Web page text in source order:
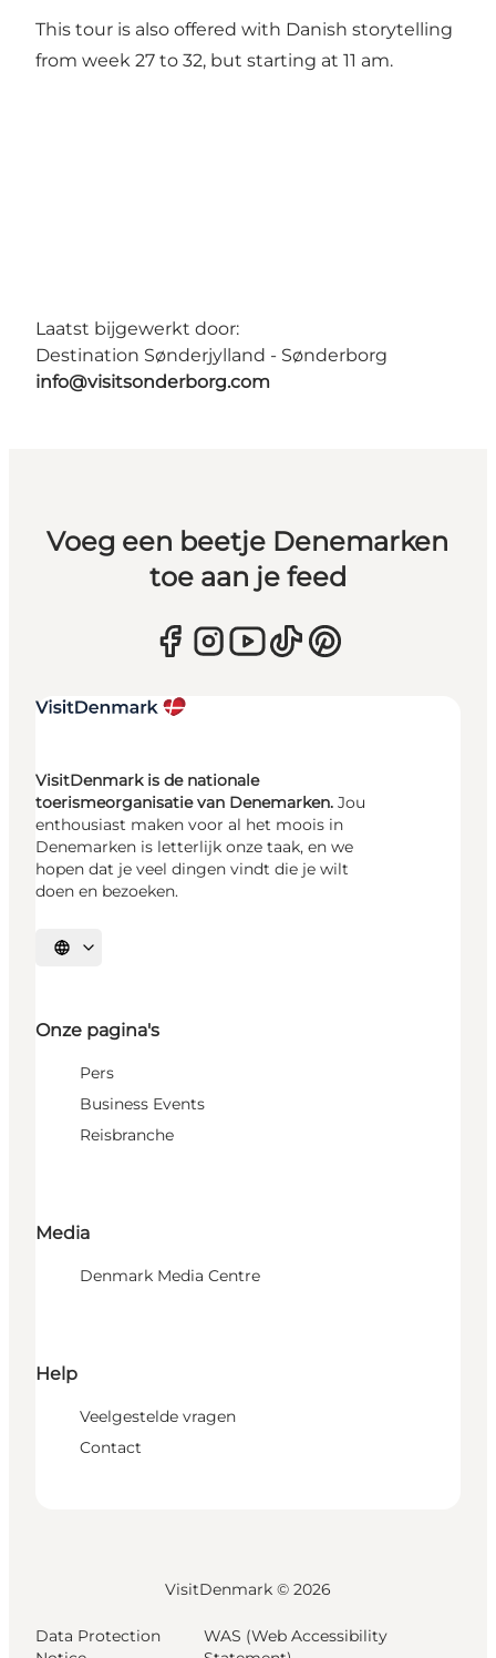
This tour is also offered with Danish storytelling
from week 27 to 32, but starting at 11 am.
Laatst bijgewerkt door:
Destination Sønderjylland - Sønderborg
info@visitsonderborg.com
Voeg een beetje Denemarken
toe aan je feed
VisitDenmark is de nationale
toerismeorganisatie van Denemarken. Jou
enthousiast maken voor al het moois in
Denemarken is letterlijk onze taak, en we
hopen dat je veel dingen vindt die je wilt
doen en bezoeken.
Selecteer taal
Onze pagina's
Pers
Business Events
Reisbranche
Media
Denmark Media Centre
Help
Veelgestelde vragen
Contact
VisitDenmark © 2026
Data Protection
WAS (Web Accessibility